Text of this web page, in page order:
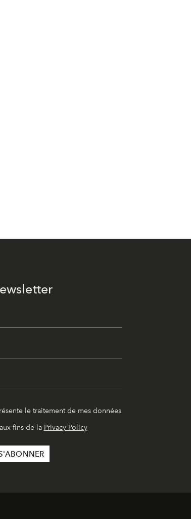
le traitement de mes données
fins de la Privacy Policy